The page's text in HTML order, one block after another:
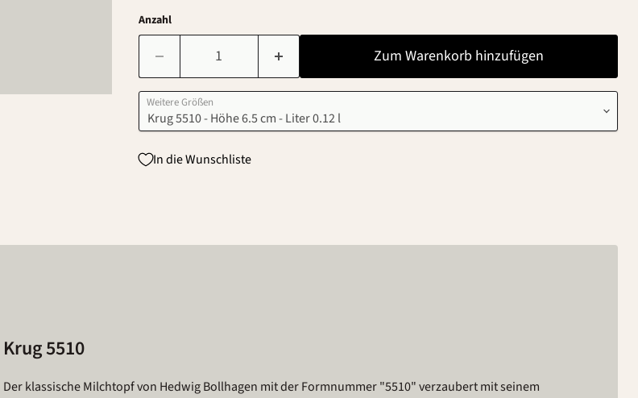
Anzahl
Zum Warenkorb hinzufügen
Weitere Größen
In die Wunschliste
Krug 5510
Der klassische Milchtopf von Hedwig Bollhagen mit der Formnummer "5510" verzaubert mit seinem